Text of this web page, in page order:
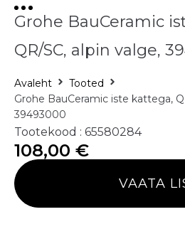
Grohe BauCeramic
QR/SC, alpin valge,
Avaleht
Tooted
Grohe BauCeramic iste kattega,
39493000
Tootekood : 65580284
108,00 €
VAATA